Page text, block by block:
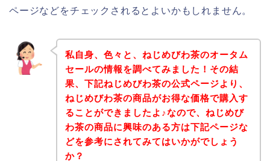
ページなどをチェックされるとよいかもしれません。
私自身、色々と、ねじめびわ茶のオータム
セールの情報を調べてみました！その結
果、下記ねじめびわ茶の公式ページより、
ねじめびわ茶の商品がお得な価格で購入す
ることができましたよ♪なので、ねじめび
わ茶の商品に興味のある方は下記ページな
どを参考にされてみてはいかがでしょう
か？